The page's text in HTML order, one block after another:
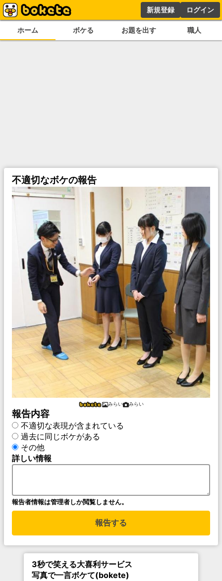
新規登録 ログイン
ホーム ボケる お題を出す 職人
不適切なボケの報告
みらい みらい
報告内容
不適切な表現が含まれている
過去に同じボケがある
その他
詳しい情報
報告者情報は管理者しか閲覧しません。
報告する
3秒で笑える大喜利サービス
写真で一言ボケて(bokete)